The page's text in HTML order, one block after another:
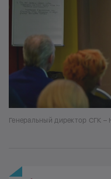
Генеральный директор СГК